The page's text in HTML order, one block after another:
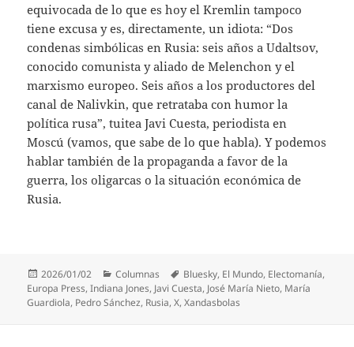
equivocada de lo que es hoy el Kremlin tampoco
tiene excusa y es, directamente, un idiota: “Dos
condenas simbólicas en Rusia: seis años a Udaltsov,
conocido comunista y aliado de Melenchon y el
marxismo europeo. Seis años a los productores del
canal de Nalivkin, que retrataba con humor la
política rusa”, tuitea Javi Cuesta, periodista en
Moscú (vamos, que sabe de lo que habla). Y podemos
hablar también de la propaganda a favor de la
guerra, los oligarcas o la situación económica de
Rusia.
Publicado
el
2026/01/02 Categorías
Columnas Etiquetas
Bluesky, El Mundo, Electomanía,
Europa Press,Indiana Jones, Javi Cuesta, José María Nieto, María
Guardiola, Pedro Sánchez, Rusia,X,Xandasbolas